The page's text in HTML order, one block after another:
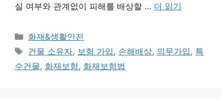
실 여부와 관계없이 피해를 배상할 … 더 읽기
카
테
리
화재&생활안전
태
그
건물 소유자, 보험 가입, 손해배상, 의무가입, 특
수건물, 화재보험, 화재보험법